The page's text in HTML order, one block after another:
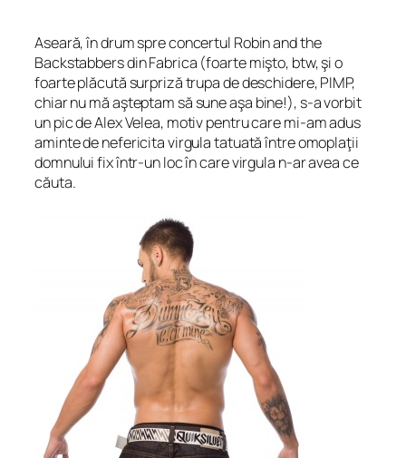
Aseară, în drum spre concertul Robin and the
Backstabbers din Fabrica (foarte mişto, btw, şi o
foarte plăcută surpriză trupa de deschidere, PIMP,
chiar nu mă aşteptam să sune aşa bine!), s-a vorbit
un pic de Alex Velea, motiv pentru care mi-am adus
aminte de nefericita virgula tatuată între omoplaţii
domnului fix într-un loc în care virgula n-ar avea ce
căuta.